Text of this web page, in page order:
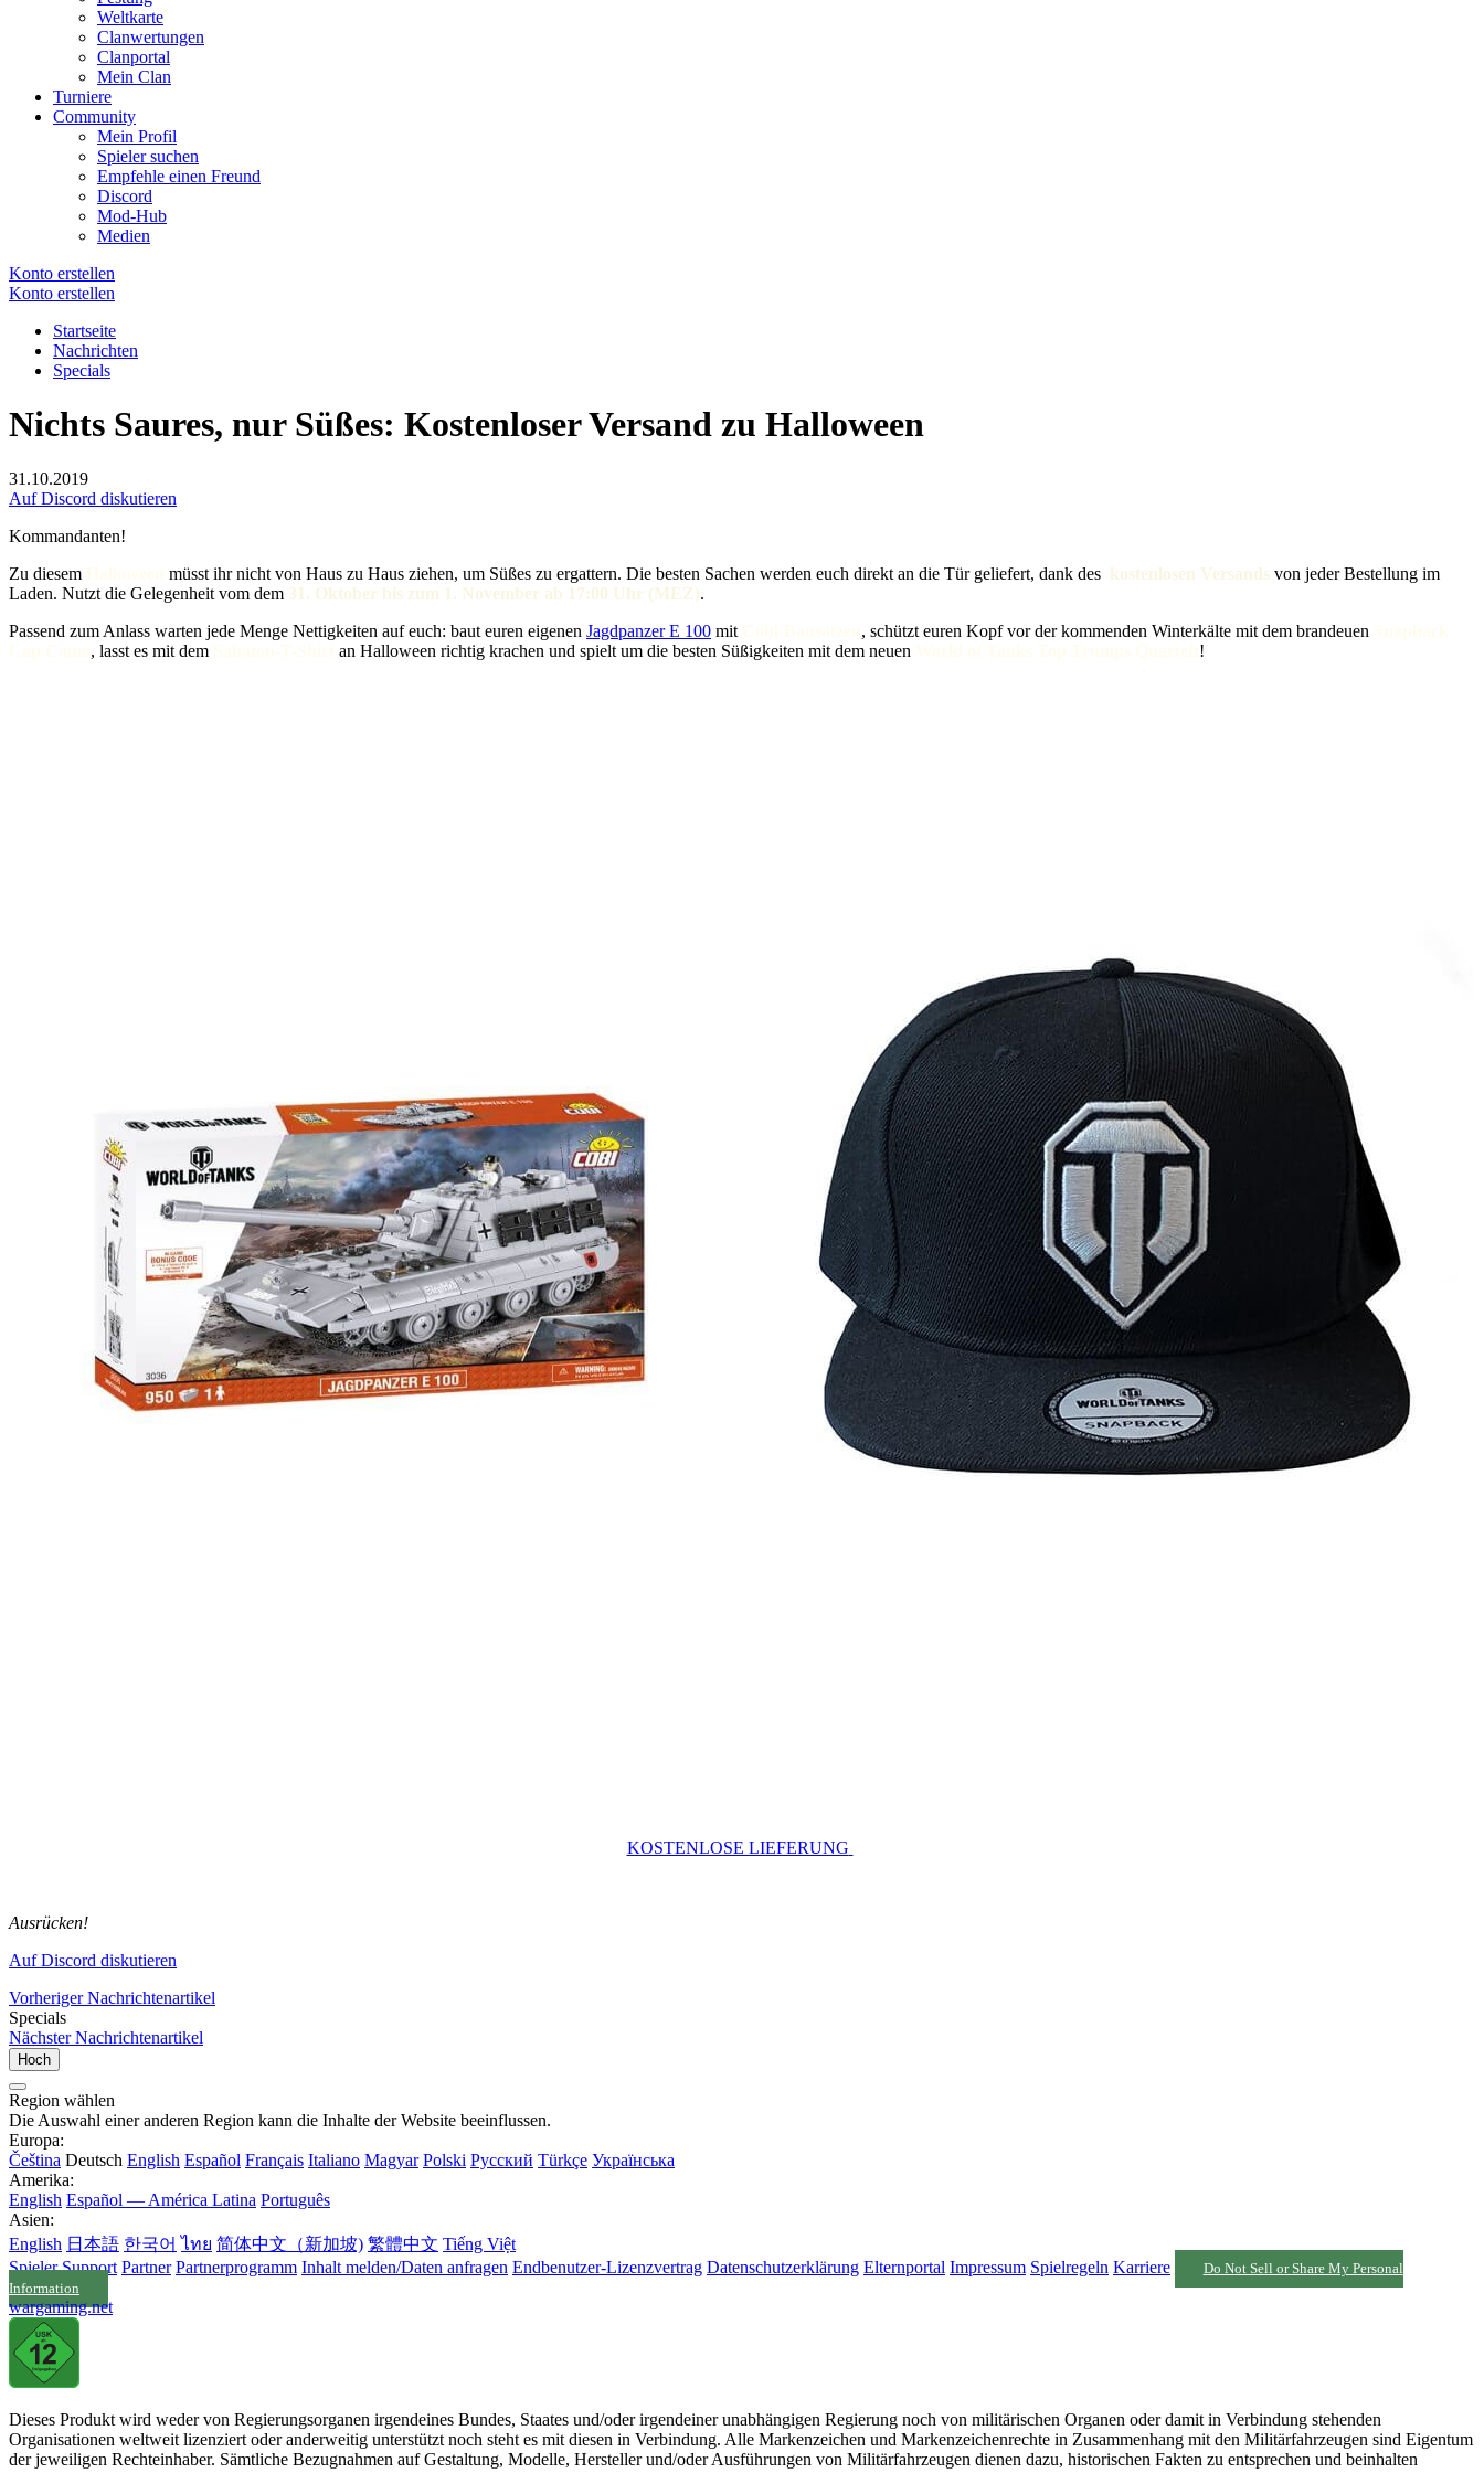
Weltkarte
Clanwertungen
Clanportal
Mein Clan
Turniere
Community
Mein Profil
Spieler suchen
Empfehle einen Freund
Discord
Mod-Hub
Medien
Konto erstellen
Konto erstellen
Startseite
Nachrichten
Specials
Nichts Saures, nur Süßes: Kostenloser Versand zu Halloween
31.10.2019
Auf Discord diskutieren
Kommandanten!
Zu diesem
müsst ihr nicht von Haus zu Haus ziehen, um Süßes zu ergattern. Die besten Sachen werden euch direkt an die Tür geliefert, dank des kostenlosen Versands von jeder Bestellung im
Laden. Nutzt die Gelegenheit vom dem 31. Oktober bis zum 1. November ab 17:00 Uhr (MEZ).
Passend zum Anlass warten jede Menge Nettigkeiten auf euch: baut euren eigenen Jagdpanzer E 100 mit , schützt euren Kopf vor der kommenden Winterkälte mit dem brandeuen
, lasst es mit dem an Halloween richtig krachen und spielt um die besten Süßigkeiten mit dem neuen !
KOSTENLOSE LIEFERUNG
Ausrücken!
Auf Discord diskutieren
Vorheriger Nachrichtenartikel
Specials
Nächster Nachrichtenartikel
Hoch
Region wählen
Die Auswahl einer anderen Region kann die Inhalte der Website beeinflussen.
Europa:
Čeština Deutsch English Español Français Italiano Magyar Polski Русский Türkçe Українська
Amerika:
English Español — América Latina Português
Asien:
English 日本語 한국어 ไทย 简体中文（新加坡) 繁體中文 Tiếng Việt
Spieler Support Partner Partnerprogramm Inhalt melden/Daten anfragen Endbenutzer-Lizenzvertrag Datenschutzerklärung Elternportal Impressum Spielregeln Karriere
Do Not Sell or Share My Personal
Information
wargaming.net
Dieses Produkt wird weder von Regierungsorganen irgendeines Bundes, Staates und/oder irgendeiner unabhängigen Regierung noch von militärischen Organen oder damit in Verbindung stehenden
Organisationen weltweit lizenziert oder anderweitig unterstützt noch steht es mit diesen in Verbindung. Alle Markenzeichen und Markenzeichenrechte in Zusammenhang mit den Militärfahrzeugen sind Eigentum
der jeweiligen Rechteinhaber. Sämtliche Bezugnahmen auf Gestaltung, Modelle, Hersteller und/oder Ausführungen von Militärfahrzeugen dienen dazu, historischen Fakten zu entsprechen und beinhalten